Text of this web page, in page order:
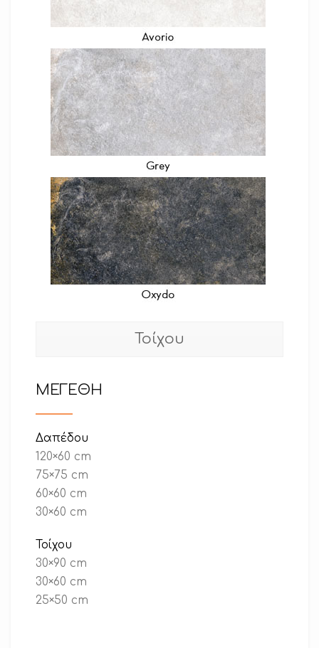
Τοίχου
ΜΕΓΕΘΗ
Δαπέδου
120×60 cm
75×75 cm
60×60 cm
30×60 cm
Τοίχου
30×90 cm
30×60 cm
25×50 cm